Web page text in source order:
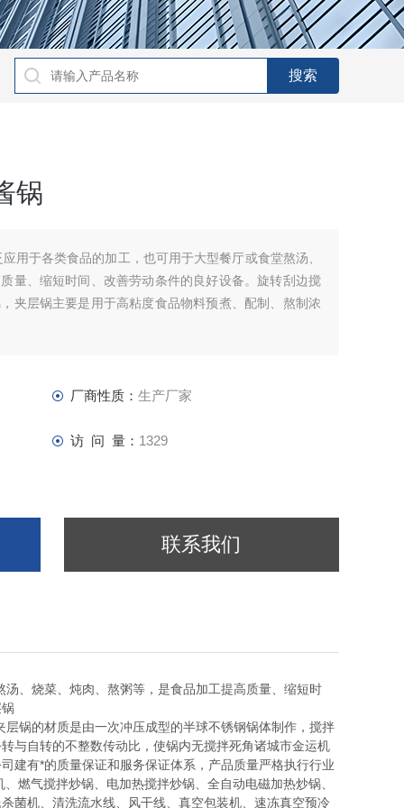
锅
用于各类食品的加工，也可用于大型餐厅或食堂熬汤、
量、缩短时间、改善劳动条件的良好设备。旋转刮边搅
夹层锅主要是用于高粘度食品物料预煮、配制、熬制浓
厂商性质： 生产厂家
访 问 量： 1329
联系我们
、烧菜、炖肉、熬粥等，是食品加工提高质量、缩短时
锅的材质是由一次冲压成型的半球不锈钢锅体制作，搅拌
与自转的不整数传动比，使锅内无搅拌死角诸城市金运机
建有*的质量保证和服务保证体系，产品质量严格执行行业
燃气搅拌炒锅、电加热搅拌炒锅、全自动电磁加热炒锅、
菌机、清洗流水线、风干线、真空包装机、速冻真空预冷